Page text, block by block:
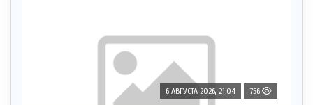
6 АВГУСТА 2026, 21:04 756